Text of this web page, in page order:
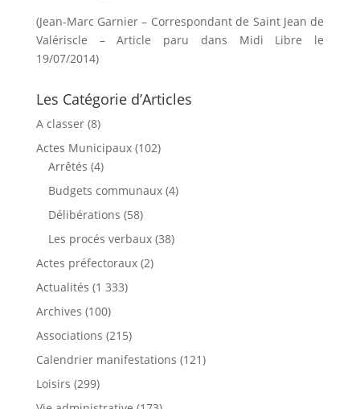
(Jean-Marc Garnier – Correspondant de Saint Jean de
Valériscle – Article paru dans Midi Libre le
19/07/2014)
Les Catégorie d’Articles
A classer(8)
Actes Municipaux(102)
Arrêtés (4)
Budgets communaux(4)
Délibérations (58)
Les procés verbaux(38)
Actes préfectoraux(2)
Actualités (1 333)
Archives (100)
Associations (215)
Calendrier manifestations (121)
Loisirs (299)